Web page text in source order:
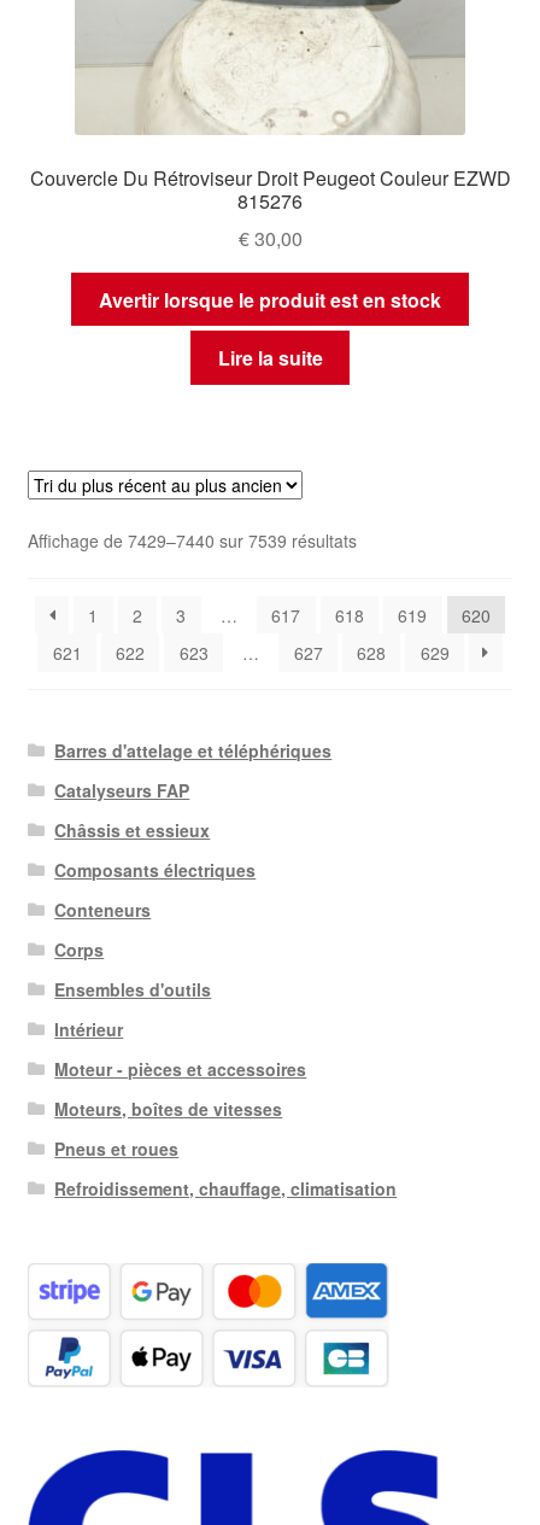
Couvercle Du Rétroviseur Droit Peugeot Couleur EZWD
815276
€30,00
Avertir lorsque le produit est en stock
Lire la suite
Affichage de 7429–7440 sur 7539 résultatsTrié
récent
au
1 2 3 … 617 618 619
620
621
622 623 … 627 628 629
Barres d'attelage et téléphériques
Catalyseurs FAP
Châssis et essieux
Composants électriques
Conteneurs
Corps
Ensembles d'outils
Intérieur
Moteur - pièces et accessoires
Moteurs, boîtes de vitesses
Pneus et roues
Refroidissement, chauffage, climatisation